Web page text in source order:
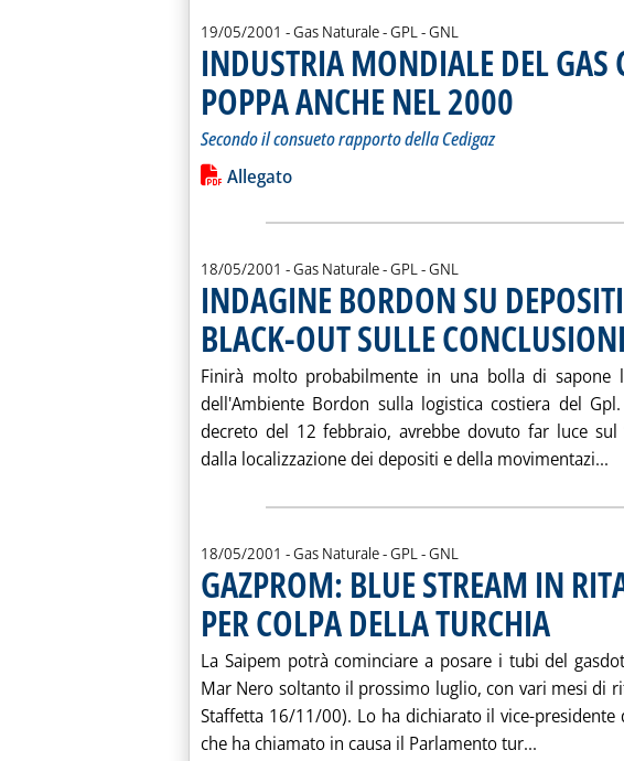
19/05/2001 - Gas Naturale - GPL - GNL
INDUSTRIA MONDIALE DEL GAS
POPPA ANCHE NEL 2000
Secondo il consueto rapporto della Cedigaz
Leggi tutta la notizia: 'INDUSTRIA MONDIALE DEL
Lista allegati PDF alla notizia
Allegato
18/05/2001 - Gas Naturale - GPL - GNL
INDAGINE BORDON SU
BLACK-OUT SULLE CONCLUSIONI
Finirà molto probabilmente in una bolla di sapone
dell'Ambiente Bordon sulla logistica costiera del
decreto del 12 febbraio, avrebbe dovuto far luce sul
dalla localizzazione dei depositi e della movimentazi...
18/05/2001 - Gas Naturale - GPL - GNL
GAZPROM: BLUE STREAM IN
PER COLPA DELLA TURCHIA
. Pubblicata venerdì 18 maggio 2001 alle 15.32.
La Saipem potrà cominciare a posare i tubi del
Mar Nero soltanto il prossimo luglio, con vari mesi di
Staffetta 16/11/00). Lo ha dichiarato il vice-presidente
che ha chiamato in causa il Parlamento tur... Leggi